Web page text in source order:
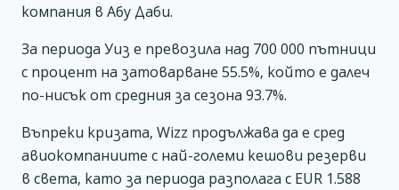
компания в Абу Даби.
За периода Уиз е превозила над 700 000 пътници
с процент на затоварване 55.5%, който е далеч
по-нисък от средния за сезона 93.7%.
Въпреки кризата, Wizz продължава да е сред
авиокомпаниите с най-големи кешови резерви
в света, като за периода разполага с EUR 1.588